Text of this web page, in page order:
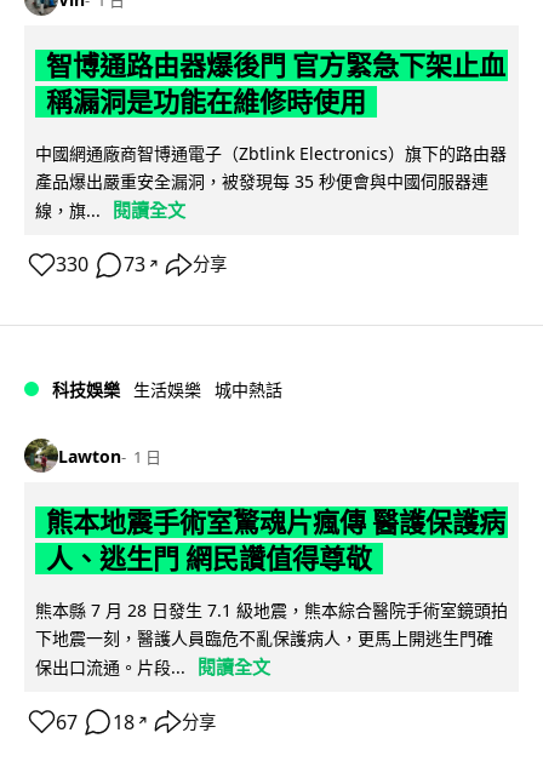
智博通路由器爆後門 官方緊急下架止血
稱漏洞是功能在維修時使用
中國網通廠商智博通電子（Zbtlink Electronics）旗下的路由器
產品爆出嚴重安全漏洞，被發現每 35 秒便會與中國伺服器連
線，旗...
閱讀全文
330 73 ↗ 分享
科技娛樂 生活娛樂 城中熱話
Lawton 1 日
熊本地震手術室驚魂片瘋傳 醫護保護病
人、逃生門 網民讚值得尊敬
熊本縣 7 月 28 日發生 7.1 級地震，熊本綜合醫院手術室鏡頭拍
下地震一刻，醫護人員臨危不亂保護病人，更馬上開逃生門確
保出口流通。片段...
閱讀全文
67 18 ↗ 分享